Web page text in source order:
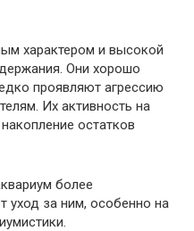
характером и высокой
Они хорошо
проявляют агрессию
Их активность на
остатков
более
уход за ним, особенно на